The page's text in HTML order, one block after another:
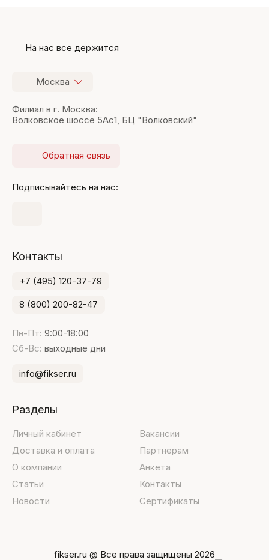
На нас все держится
Москва
Филиал в г. Москва:
Волковское шоссе 5Ас1, БЦ "Волковский"
Обратная связь
Подписывайтесь на нас:
Контакты
+7 (495) 120-37-79
8 (800) 200-82-47
Пн-Пт: 9:00-18:00
Сб-Вс: выходные дни
info@fikser.ru
Разделы
Личный кабинет
Доставка и оплата
О компании
Статьи
Новости
Вакансии
Партнерам
Анкета
Контакты
Сертификаты
fikser.ru @ Все права защищены 2026